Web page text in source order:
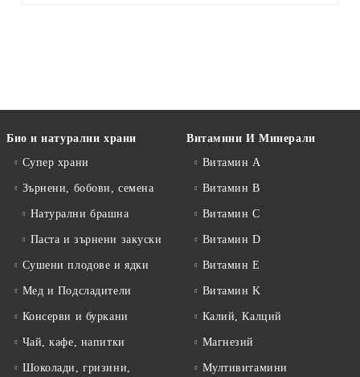
Био и натурални храни
Супер храни
Зърнени, бобови, семена
Натурални брашна
Паста и зърнени закуски
Сушени плодове и ядки
Мед и Подсладители
Консерви и буркани
Чай, кафе, напитки
Шоколади, гризини,
Витамини И Минерали
Витамин А
Витамин B
Витамин C
Витамин D
Витамин E
Витамин K
Калий, Калций
Магнезий
Мултивитамини